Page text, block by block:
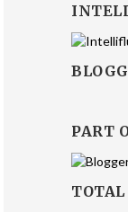
PART
TOTAL